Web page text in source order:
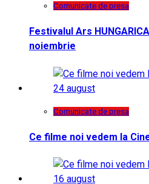
Comunicate de presa
Festivalul Ars
noiembrie
Comunicate de presa
Ce filme noi vedem la